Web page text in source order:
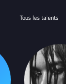
Tous les talents